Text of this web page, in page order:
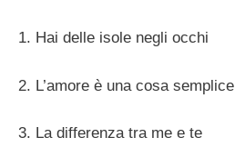
1. Hai delle isole negli occhi
2. L’amore è una cosa semplice
3. La differenza tra me e te